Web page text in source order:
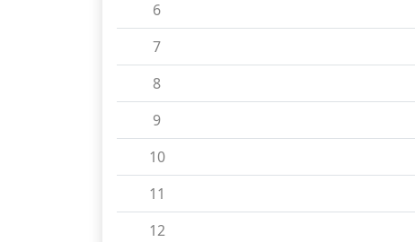
6
7
8
9
10
11
12